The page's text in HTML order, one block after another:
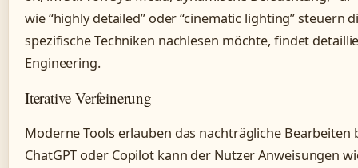
wie “highly detailed” oder “cinematic lighting” steuern
spezifische Techniken nachlesen möchte, findet
Engineering.
Iterative Verfeinerung
Moderne Tools erlauben das nachträgliche
ChatGPT oder Copilot kann der Nutzer Anweisungen